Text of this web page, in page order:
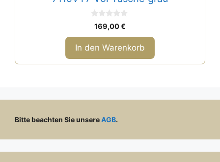
0
o
n
5
169,00€
In den Warenkorb
Bitte beachten Sie unsereAGB.